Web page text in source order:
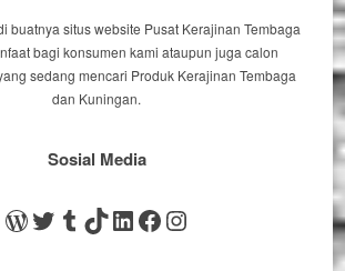
buatnya situs website Pusat Kerajinan Tembaga
bagi konsumen kami ataupun juga calon
sedang mencari Produk Kerajinan Tembaga
dan Kuningan.
Sosial Media
WordPress
Twitter
Tumblr
TikTok
LinkedIn
Facebook
Instagram